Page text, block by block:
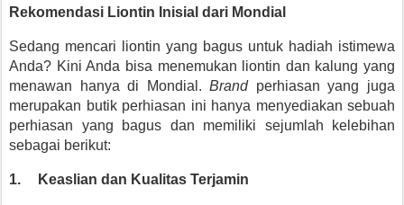
Rekomendasi Liontin Inisial dari Mondial
Sedang mencari liontin yang bagus untuk hadiah istimewa
Anda? Kini Anda bisa menemukan liontin dan kalung yang
menawan hanya di Mondial. Brand perhiasan yang juga
merupakan butik perhiasan ini hanya menyediakan sebuah
perhiasan yang bagus dan memiliki sejumlah kelebihan
sebagai berikut:
1. Keaslian dan Kualitas Terjamin